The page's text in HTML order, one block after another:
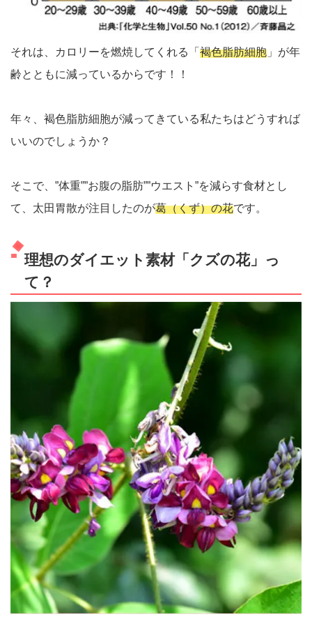
それは、カロリーを燃焼してくれる「 褐色脂肪細胞 」が年
齢とともに減っているからです！！
年々、褐色脂肪細胞が減ってきている私たちはどうすれば
いいのでしょうか？
そこで、”体重””お腹の脂肪””ウエスト”を減らす食材とし
て、太田胃散が注目したのが葛（くず）の花です。
理想のダイエット素材「クズの花」っ
て？